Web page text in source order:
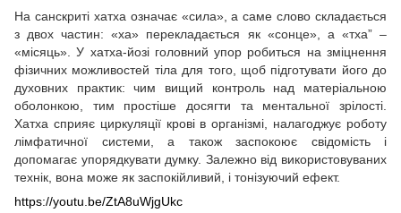
На санскриті хатха означає «сила», а саме слово складається
з двох частин: «ха» перекладається як «сонце», а «тха” –
«місяць». У хатха-йозі головний упор робиться на зміцнення
фізичних можливостей тіла для того, щоб підготувати його до
духовних практик: чим вищий контроль над матеріальною
оболонкою, тим простіше досягти та ментальної зрілості.
Хатха сприяє циркуляції крові в організмі, налагоджує роботу
лімфатичної системи, а також заспокоює свідомість і
допомагає упорядкувати думку. Залежно від використовуваних
технік, вона може як заспокійливий, і тонізуючий ефект.
https://youtu.be/ZtA8uWjgUkc